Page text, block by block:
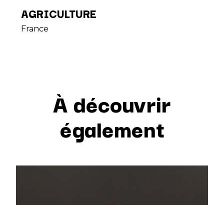
AGRICULTURE
France
À découvrir
également